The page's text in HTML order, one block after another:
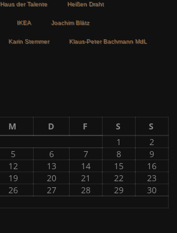
Haus der Talente Heißen Draht
IKEA Joachim Blätz
Karin Stemmer Klaus-Peter Bachmann MdL
M D F S
S
1
2
5 6 7 8
9
12 13 14 15
16
19 20 21 22
23
26 27 28 29
30